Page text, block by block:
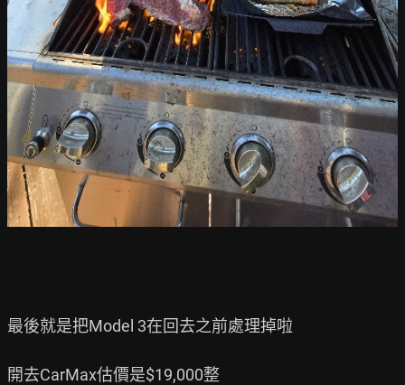
最後就是把Model 3在回去之前處理掉啦
開去CarMax估價是$19,000整